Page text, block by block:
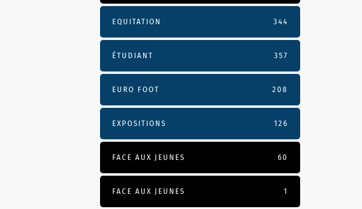
EQUITATION 344
ÉTUDIANT 357
EURO FOOT 208
EXPOSITIONS 126
FACE AUX JEUNES 60
FACE AUX JEUNES 1